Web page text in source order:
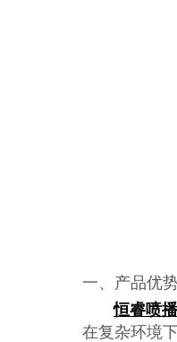
一、产品优
恒睿喷
在复杂环境